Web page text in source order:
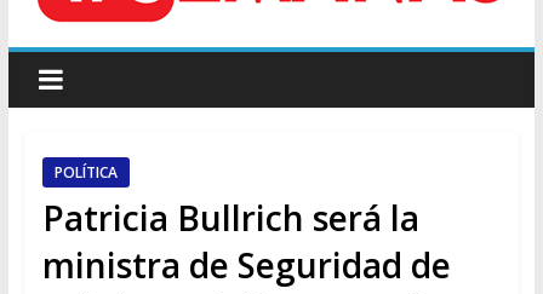
frente al Congreso
POLÍTICA
Patricia Bullrich será la
ministra de Seguridad de